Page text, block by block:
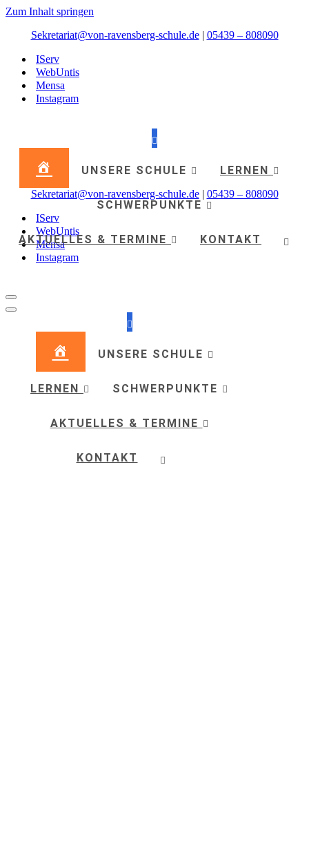
Zum Inhalt springen
Sekretariat@von-ravensberg-schule.de| 05439 – 808090
IServ
WebUntis
Mensa
Instagram
UNSERE SCHULE LERNEN
SCHWERPUNKTE
AKTUELLES & TERMINE KONTAKT
Sekretariat@von-ravensberg-schule.de| 05439 – 808090
IServ
WebUntis
Mensa
Instagram
UNSERE SCHULE
LERNEN SCHWERPUNKTE
AKTUELLES & TERMINE
KONTAKT